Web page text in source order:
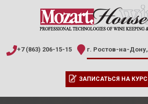
+7 (863) 206-15-15 г. Ростов-на-Дону,
ЗАПИСАТЬСЯ НА КУРС